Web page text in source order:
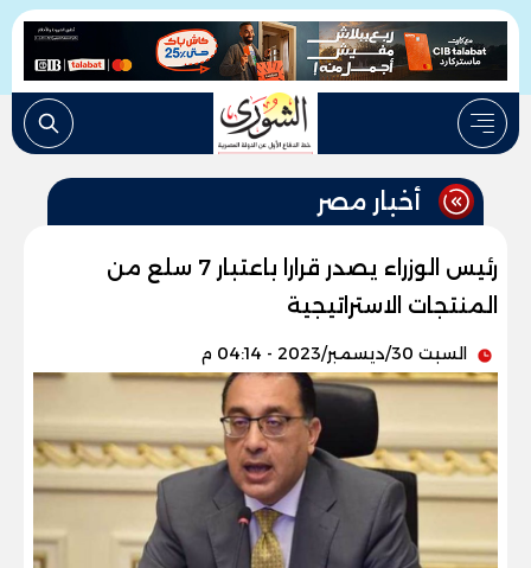
أخبار مصر
رئيس الوزراء يصدر قرارا باعتبار 7 سلع من
المنتجات الاستراتيجية
السبت 30/ديسمبر/2023 - 04:14 م